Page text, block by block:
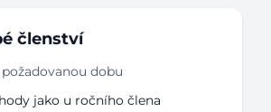
členství
dobu
jako u ročního člena